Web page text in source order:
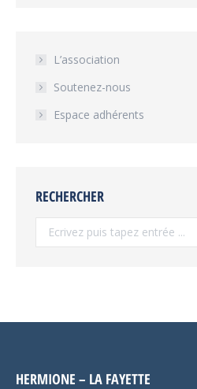
L’association
Soutenez-nous
Espace adhérents
RECHERCHER
Recherche
:
HERMIONE – LA FAYETTE